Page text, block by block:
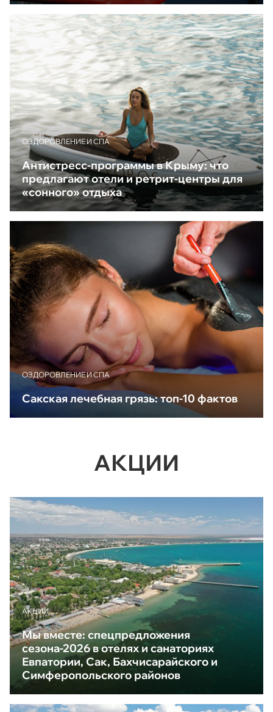
ОЗДОРОВЛЕНИЕ И СПА
Антистресс-программы в Крыму: что
предлагают отели и ретрит-центры для
«сонного» отдыха
ОЗДОРОВЛЕНИЕ И СПА
Сакская лечебная грязь: топ-10 фактов
АКЦИИ
АКЦИИ
Мы вместе: спецпредложения
сезона-2026 в отелях и санаториях
Евпатории, Сак, Бахчисарайского и
Симферопольского районов